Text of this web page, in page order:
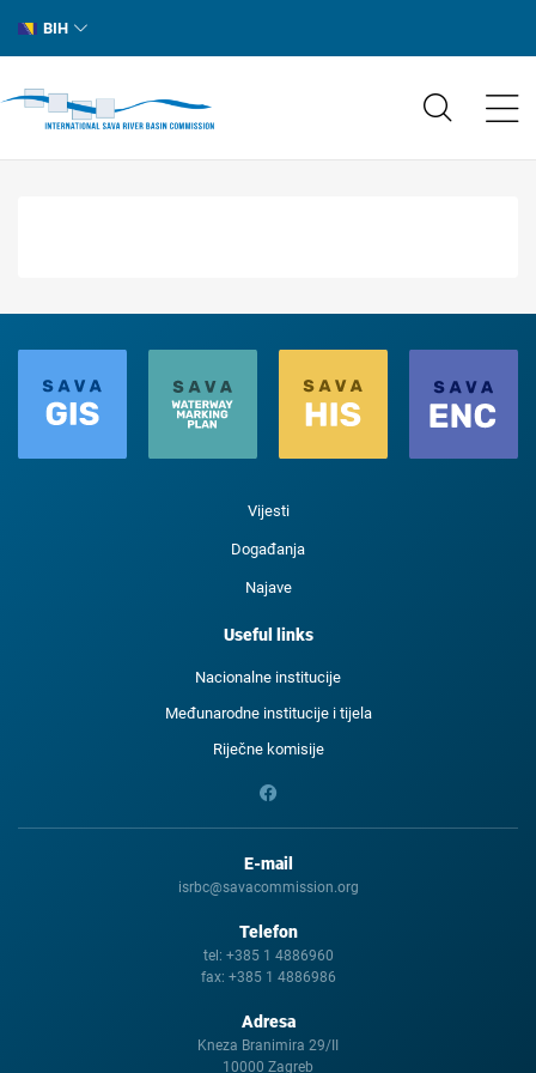
BIH
Vijesti
Događanja
Najave
Useful links
Nacionalne institucije
Međunarodne institucije i tijela
Riječne komisije
E-mail
isrbc@savacommission.org
Telefon
tel: +385 1 4886960
fax: +385 1 4886986
Adresa
Kneza Branimira 29/II
10000 Zagreb